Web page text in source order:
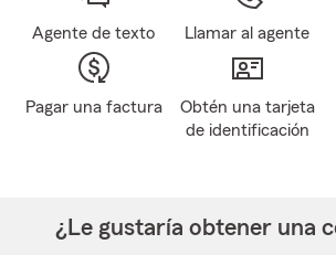
Agente de texto Llamar al agente
Pagar una factura
Obtén una tarjeta
de identificación
¿Le gustaría obtener una